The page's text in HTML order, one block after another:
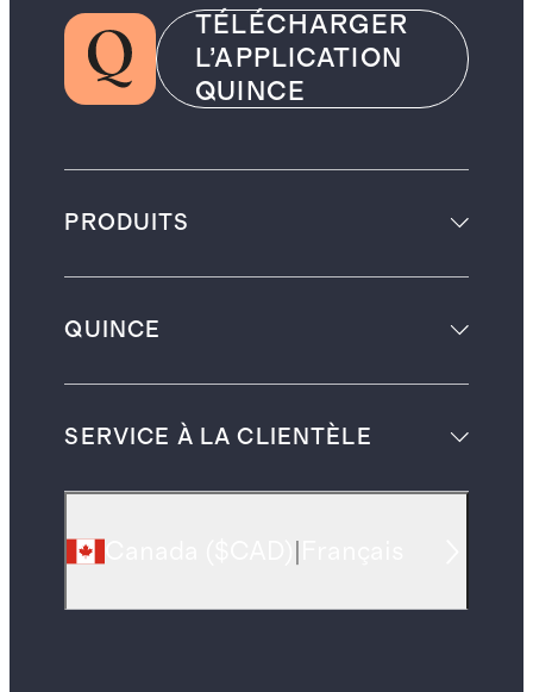
TÉLÉCHARGER
L’APPLICATION
QUINCE
PRODUITS
QUINCE
SERVICE À LA CLIENTÈLE